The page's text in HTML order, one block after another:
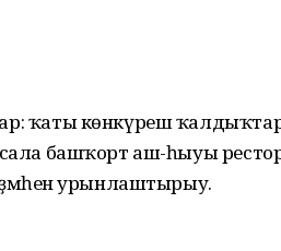
ҡаты көнкүреш
башҡорт аш-һыуы
урынлаштырыу.